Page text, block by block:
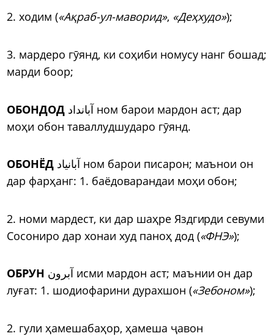
2. ходим («Ақраб-ул-маворид», «Деҳхудо»);
3. мардеро гӯянд, ки соҳиби номусу нанг бошад;
марди боор;
ОБОНДОД
моҳи обон таваллудшударо гӯянд.
ОБОНЁД
дар фарҳанг: 1. баёдоварандаи моҳи обон;
2. номи мардест, ки дар шаҳре Яздгирди севуми
Сосониро дар хонаи худ паноҳ дод («ФНЭ»);
ОБРУН
луғат: 1. шодиофарини дурахшон («Зебоном»);
2. гули ҳамешабаҳор, ҳамеша ҷавон